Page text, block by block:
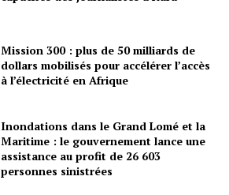
Mission 300 : plus de 50 milliards de
dollars mobilisés pour accélérer l’accès
à l’électricité en Afrique
Inondations dans le Grand Lomé et la
Maritime : le gouvernement lance une
assistance au profit de 26 603
personnes sinistrées